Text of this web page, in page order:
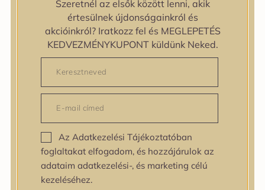
Egyenetlen bőrtextúra
Egyenetlen tónus
Érett bőr
Érzékeny bőr
Fakóság
Feszességvesztés
Pigmentfoltok
Problémás bőr
Ráncok
Sérült barrier
Tág pórusok
Speciális bőrápolás
Szeretnél az elsők között lenni, akik
értesülnek újdonságainkról és
akcióinkról? Iratkozz fel és MEGLEPETÉS
KEDVEZMÉNYKUPONT küldünk Neked.
Az Adatkezelési Tájékoztatóban
foglaltakat elfogadom, és hozzájárulok az
adataim adatkezelési-, és marketing célú
kezeléséhez.